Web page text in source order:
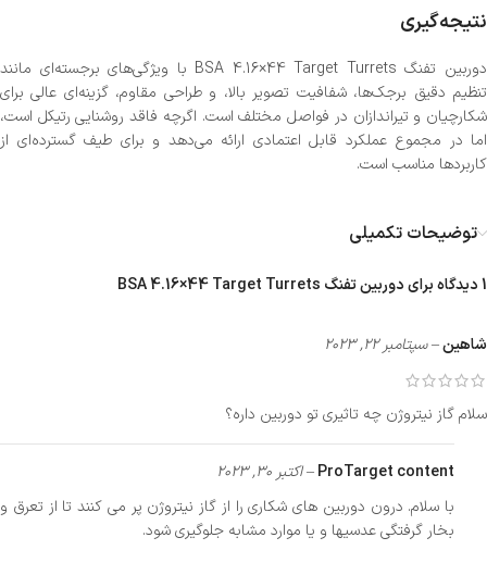
نتیجه‌گیری
دوربین تفنگ BSA 4.16×44 Target Turrets با ویژگی‌های برجسته‌ای مانند
تنظیم دقیق برجک‌ها، شفافیت تصویر بالا، و طراحی مقاوم، گزینه‌ای عالی برای
شکارچیان و تیراندازان در فواصل مختلف است. اگرچه فاقد روشنایی رتیکل است،
اما در مجموع عملکرد قابل اعتمادی ارائه می‌دهد و برای طیف گسترده‌ای از
کاربردها مناسب است.
توضیحات تکمیلی
1 دیدگاه برای دوربین تفنگ BSA 4.16×44 Target Turrets
شاهین–سپتامبر 22, 2023
سلام گاز نیتروژن چه تاثیری تو دوربین داره؟
ProTarget content
–اکتبر 30, 2023
با سلام. درون دوربین های شکاری را از گاز نیتروژن پر می کنند تا از تعرق و
بخار گرفتگی عدسیها و یا موارد مشابه جلوگیری شود.